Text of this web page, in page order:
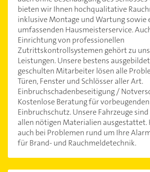
bieten wir Ihnen hochqualitative
inklusive Montage und Wartung sowie
umfassenden Hausmeisterservice.
Einrichtung von professionellen
Zutrittskontrollsystemen gehört zu
Leistungen. Unsere bestens
geschulten Mitarbeiter lösen alle
Türen, Fenster und Schlösser aller Art.
Einbruchschadenbeseitigung /
Kostenlose Beratung für vorbeugenden
Einbruchschutz. Unsere Fahrzeuge
allen nötigen Materialien
auch bei Problemen rund um Ihre
für Brand- und Rauchmeldetechnik.